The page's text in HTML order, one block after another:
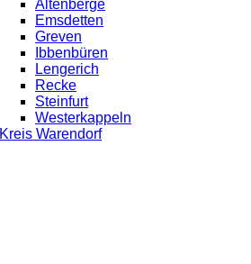
Altenberge
Emsdetten
Greven
Ibbenbüren
Lengerich
Recke
Steinfurt
Westerkappeln
Kreis Warendorf